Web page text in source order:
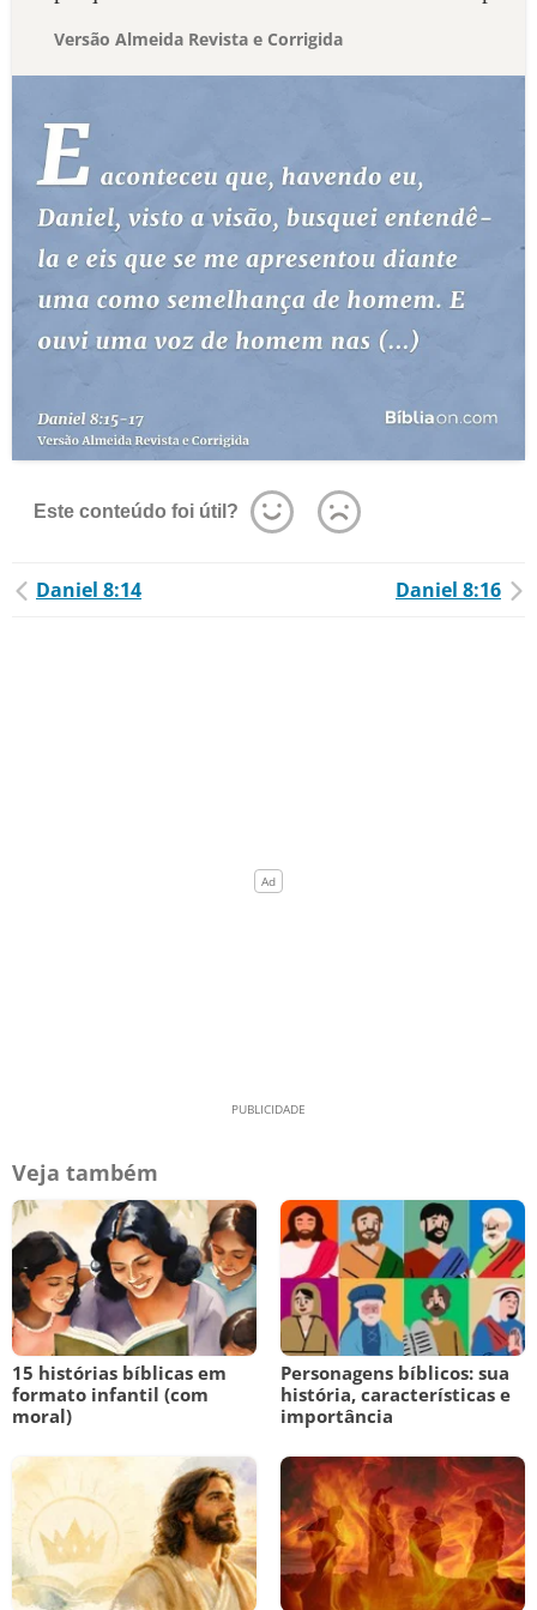
Versão Almeida Revista e Corrigida
Este conteúdo foi útil?
Daniel 8:14 Daniel 8:16
Veja também
15 histórias bíblicas em
formato infantil (com
moral)
Personagens bíblicos: sua
história, características e
importância